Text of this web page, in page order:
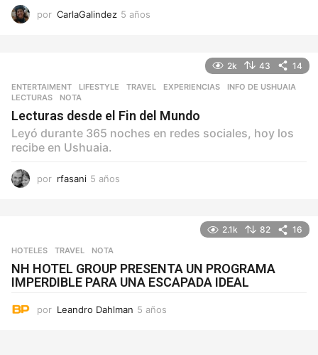
por CarlaGalindez 5 años
2k 43 14
ENTERTAIMENT ,LIFESTYLE ,TRAVEL EXPERIENCIAS ,INFO DE USHUAIA
LECTURAS
,NOTA
Lecturas desde el Fin del Mundo
Leyó durante 365 noches en redes sociales, hoy los
recibe en Ushuaia.
por rfasani 5 años
2.1k 82 16
HOTELES ,TRAVEL NOTA
NH HOTEL GROUP PRESENTA UN PROGRAMA
IMPERDIBLE PARA UNA ESCAPADA IDEAL
por Leandro Dahlman 5 años